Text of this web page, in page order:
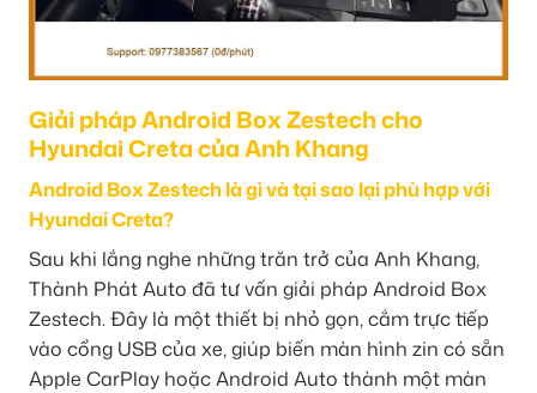
Giải pháp Android Box Zestech cho
Hyundai Creta của Anh Khang
Android Box Zestech là gì và tại sao lại phù hợp với
Hyundai Creta?
Sau khi lắng nghe những trăn trở của Anh Khang,
Thành Phát Auto đã tư vấn giải pháp Android Box
Zestech. Đây là một thiết bị nhỏ gọn, cắm trực tiếp
vào cổng USB của xe, giúp biến màn hình zin có sẵn
Apple CarPlay hoặc Android Auto thành một màn